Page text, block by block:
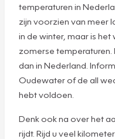
temperaturen in
zijn voorzien van meer
in de winter, maar is
zomerse temperaturen.
dan in Nederland.
Oudewater of de all
hebt voldoen.
Denk ook na over het
rijdt. Rijd u veel